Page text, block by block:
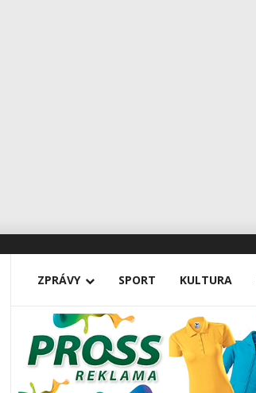
ZPRÁVY SPORT KULTURA